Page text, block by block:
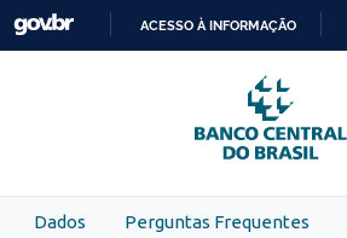
Skip to main content
PARA
O
CONTEÚDO
ACESSO À INFORMAÇÃO
Dados Perguntas Frequentes